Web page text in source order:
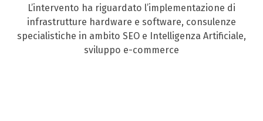
L’intervento ha riguardato l’implementazione di
infrastrutture hardware e software, consulenze
specialistiche in ambito SEO e Intelligenza Artificiale,
sviluppo e-commerce